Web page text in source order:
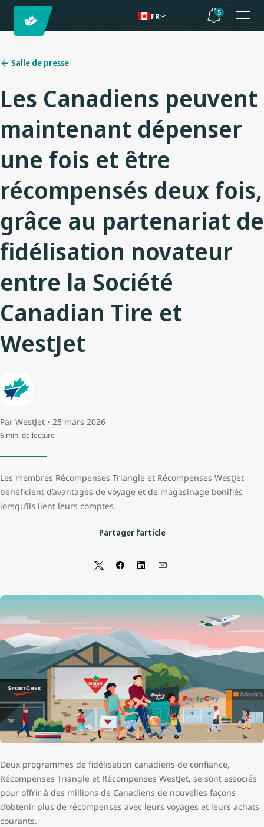
FR 5
Salle de presse
Les Canadiens peuvent
maintenant dépenser
une fois et être
récompensés deux fois,
grâce au partenariat de
fidélisation novateur
entre la Société
Canadian Tire et
WestJet
Par WestJet • 25 mars 2026
6 min. de lecture
Les membres Récompenses Triangle et Récompenses WestJet
bénéficient d’avantages de voyage et de magasinage bonifiés
lorsqu’ils lient leurs comptes.
Partager l’article
Deux programmes de fidélisation canadiens de confiance,
Récompenses Triangle et Récompenses WestJet, se sont associés
pour offrir à des millions de Canadiens de nouvelles façons
d’obtenir plus de récompenses avec leurs voyages et leurs achats
courants.